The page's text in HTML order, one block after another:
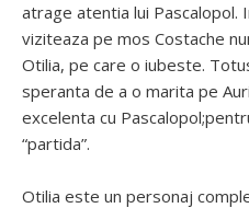
atrage atentia lui Pascalopol.
viziteaza pe mos Costache
Otilia, pe care o iubeste.
speranta de a o marita pe
excelenta cu
“partida”.
Otilia este un personaj